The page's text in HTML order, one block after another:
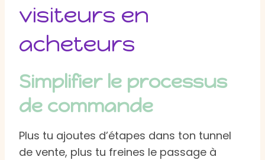
visiteurs en
acheteurs
Simplifier le processus
de commande
Plus tu ajoutes d’étapes dans ton tunnel
de vente, plus tu freines le passage à